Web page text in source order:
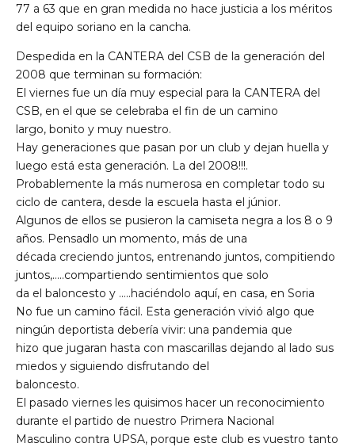
77 a 63 que en gran medida no hace justicia a los méritos
del equipo soriano en la cancha.
Despedida en la CANTERA del CSB de la generación del
2008 que terminan su formación:
El viernes fue un día muy especial para la CANTERA del
CSB, en el que se celebraba el fin de un camino
largo, bonito y muy nuestro.
Hay generaciones que pasan por un club y dejan huella y
luego está esta generación. La del 2008!!!.
Probablemente la más numerosa en completar todo su
ciclo de cantera, desde la escuela hasta el júnior.
Algunos de ellos se pusieron la camiseta negra a los 8 o 9
años. Pensadlo un momento, más de una
década creciendo juntos, entrenando juntos, compitiendo
juntos,…..compartiendo sentimientos que solo
da el baloncesto y …..haciéndolo aquí, en casa, en Soria
No fue un camino fácil. Esta generación vivió algo que
ningún deportista debería vivir: una pandemia que
hizo que jugaran hasta con mascarillas dejando al lado sus
miedos y siguiendo disfrutando del
baloncesto.
El pasado viernes les quisimos hacer un reconocimiento
durante el partido de nuestro Primera Nacional
Masculino contra UPSA, porque este club es vuestro tanto